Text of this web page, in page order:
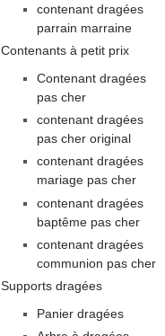
contenant dragées
parrain marraine
Contenants à petit prix
Contenant dragées
pas cher
contenant dragées
pas cher original
contenant dragées
mariage pas cher
contenant dragées
baptême pas cher
contenant dragées
communion pas cher
Supports dragées
Panier dragées